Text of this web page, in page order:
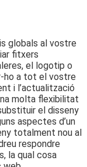
globals al vostre
fitxers
el logotip o
ho a tot el vostre
i l’actualització
molta flexibilitat
el disseny
aspectes d’un
totalment nou al
respondre
la qual cosa